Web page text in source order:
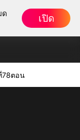
ด
เปิด
78ตอน